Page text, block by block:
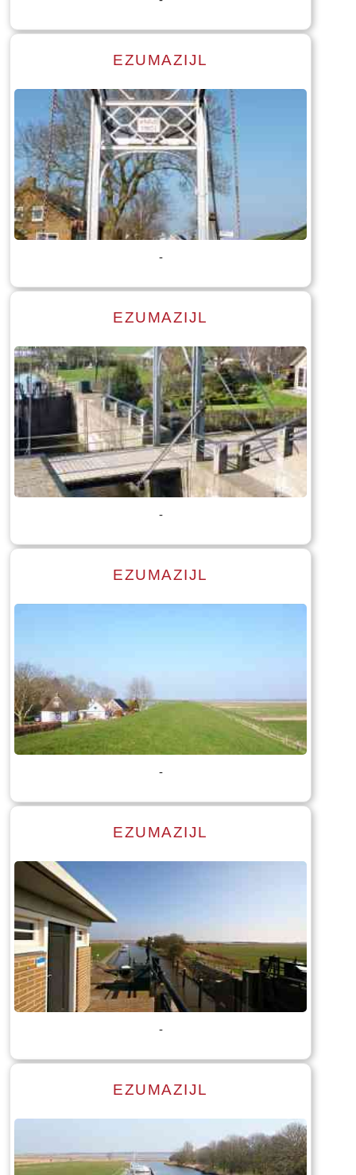
Lees meer
Tekst: © Foto: © Stenden Hogeschool opleiding International
Tourism management
EZUMAZIJL
-
Lees meer
Tekst: © Foto: © Stenden Hogeschool opleiding International
Tourism management
EZUMAZIJL
-
Lees meer
Tekst: © Foto: © Stenden Hogeschool opleiding International
Tourism management
EZUMAZIJL
-
Lees meer
Tekst: © Foto: © Stenden Hogeschool opleiding International
Tourism management
EZUMAZIJL
-
EZUMAZIJL